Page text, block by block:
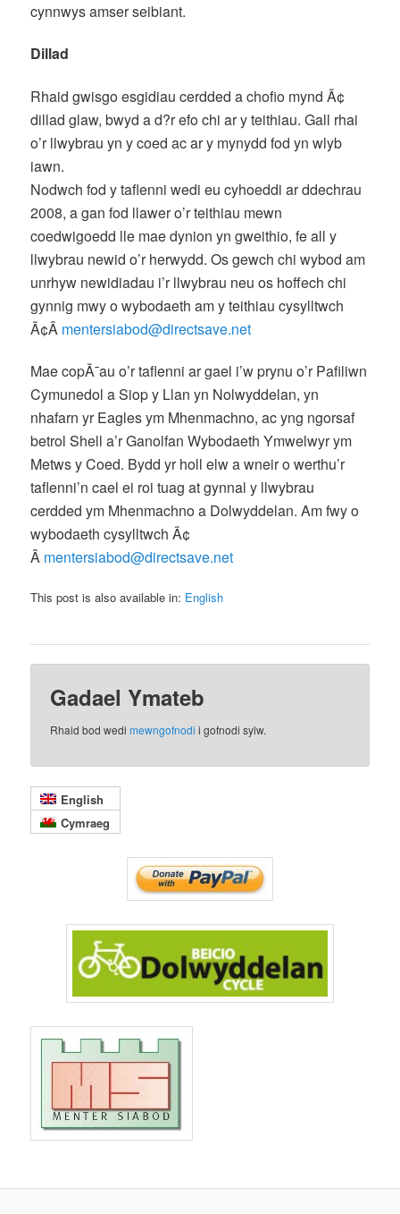
cynnwys amser seibiant.
Dillad
Rhaid gwisgo esgidiau cerdded a chofio mynd Ã¢
dillad glaw, bwyd a d?r efo chi ar y teithiau. Gall rhai
o’r llwybrau yn y coed ac ar y mynydd fod yn wlyb
iawn.
Nodwch fod y taflenni wedi eu cyhoeddi ar ddechrau
2008, a gan fod llawer o’r teithiau mewn
coedwigoedd lle mae dynion yn gweithio, fe all y
llwybrau newid o’r herwydd. Os gewch chi wybod am
unrhyw newidiadau i’r llwybrau neu os hoffech chi
gynnig mwy o wybodaeth am y teithiau cysylltwch
Ã¢Â mentersiabod@directsave.net
Mae copÃ¯au o’r taflenni ar gael i’w prynu o’r Pafiliwn
Cymunedol a Siop y Llan yn Nolwyddelan, yn
nhafarn yr Eagles ym Mhenmachno, ac yng ngorsaf
betrol Shell a’r Ganolfan Wybodaeth Ymwelwyr ym
Metws y Coed. Bydd yr holl elw a wneir o werthu’r
taflenni’n cael ei roi tuag at gynnal y llwybrau
cerdded ym Mhenmachno a Dolwyddelan. Am fwy o
wybodaeth cysylltwch Ã¢
Â mentersiabod@directsave.net
This post is also available in: English
Gadael Ymateb
Rhaid bod wedimewngofnodi i gofnodi sylw.
English
Cymraeg